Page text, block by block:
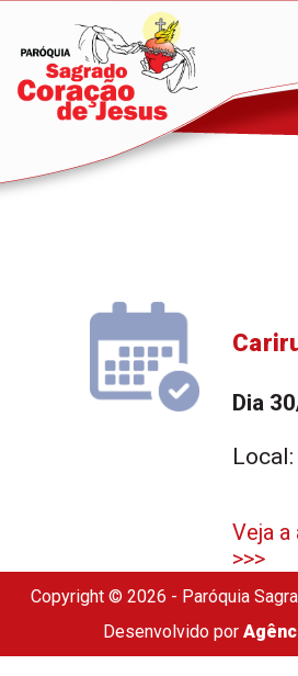
Dia
Local:
Veja
>>>
Copyright © 2026 - Paróquia
Desenvolvido por